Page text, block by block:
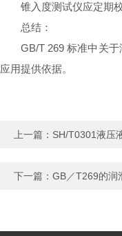
锥入度测试仪应定期
总结：
GB/T 269 标准中关
应用提供依据。
上一篇： SH/T0301液压
下一篇： GB／T269的润